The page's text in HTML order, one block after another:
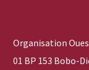
Organisation
01 BP 153 Bobo-